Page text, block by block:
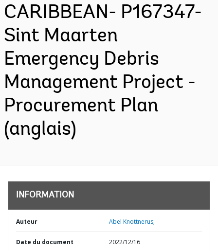
CARIBBEAN- P167347-
Sint Maarten
Emergency Debris
Management Project -
Procurement Plan
(anglais)
INFORMATION
Auteur Abel Knottnerus;
Date du document 2022/12/16